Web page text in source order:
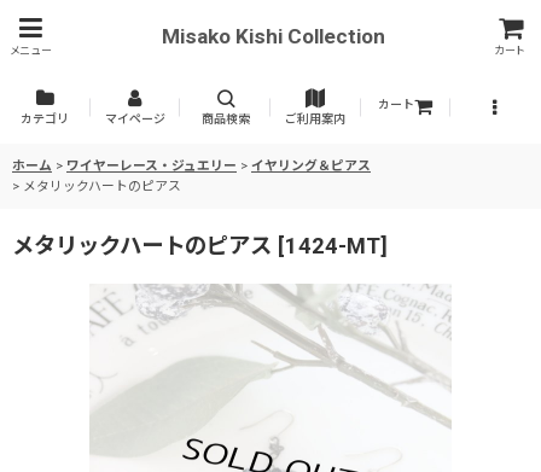
メニュー
Misako Kishi Collection
カート
カテゴリ マイページ 商品検索 ご利用案内
カート
ホーム > ワイヤーレース・ジュエリー > イヤリング＆ピアス
> メタリックハートのピアス
メタリックハートのピアス [1424-MT]